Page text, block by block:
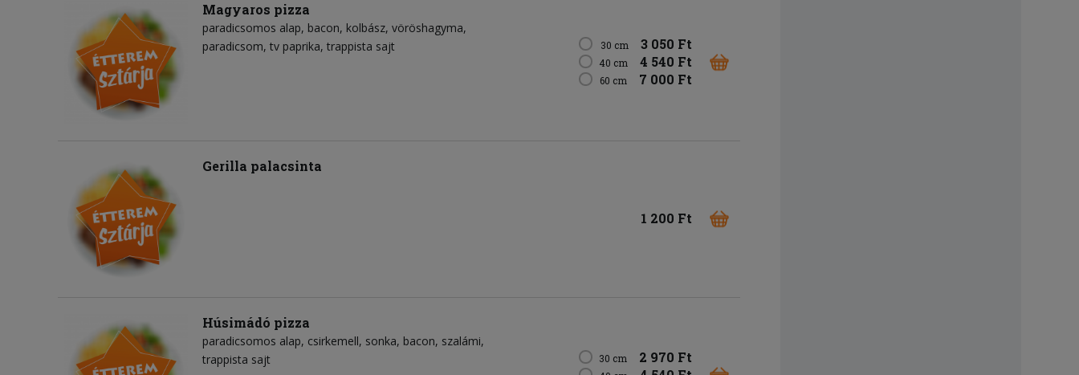
Magyaros pizza
paradicsomos alap bacon kolbász vöröshagyma
paradicsom tv paprika trappista sajt 30 cm 3 050 Ft
40 cm 4 540 Ft
60 cm 7 000 Ft
Gerilla palacsinta
1 200 Ft
Húsimádó pizza
paradicsomos alap csirkemell sonka bacon szalámi
trappista sajt
30 cm 2 970 Ft